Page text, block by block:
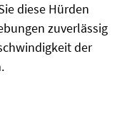
diese Hürden
zuverlässig
der